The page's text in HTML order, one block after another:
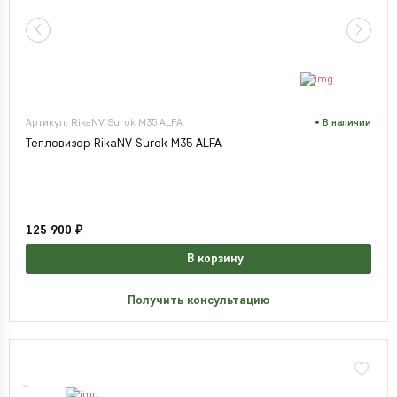
Артикул: RikaNV Surok M35 ALFA В наличии
Тепловизор RikaNV Surok M35 ALFA
125 900 ₽
В корзину
Получить консультацию